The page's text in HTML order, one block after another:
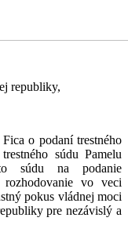
republiky,
o podaní trestného
súdu Pamelu
súdu na podanie
vo veci
pokus vládnej moci
pre nezávislý a